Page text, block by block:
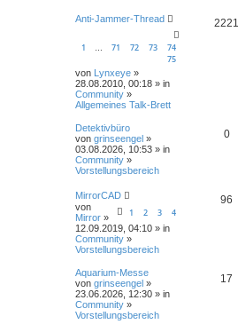
Anti-Jammer-Thread
1 … 71 72 73
74
75
von Lynxeye »
28.08.2010, 00:18 » in
Community »
Allgemeines Talk-Brett
2221
Detektivbüro
von grinseengel »
03.08.2026, 10:53 » in
Community »
Vorstellungsbereich
0
MirrorCAD
1 2 3 4
von
Mirror »
12.09.2019, 04:10 » in
Community »
Vorstellungsbereich
96
Aquarium-Messe
von grinseengel »
23.06.2026, 12:30 » in
Community »
Vorstellungsbereich
17